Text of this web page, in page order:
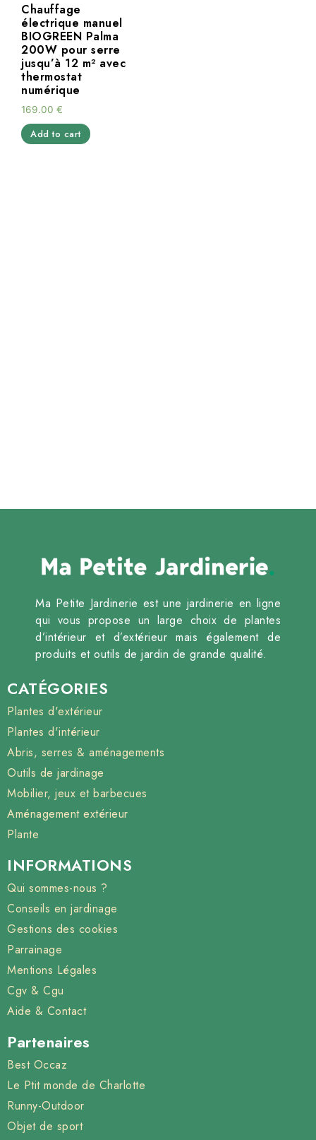
Chauffage
électrique manuel
BIOGREEN Palma
200W pour serre
jusqu’à 12 m² avec
thermostat
numérique
169.00 €
Add to cart
Ma Petite Jardinerie est une jardinerie en ligne
qui vous propose un large choix de plantes
d’intérieur et d’extérieur mais également de
produits et outils de jardin de grande qualité.
CATÉGORIES
Plantes d'extérieur
Plantes d'intérieur
Abris, serres & aménagements
Outils de jardinage
Mobilier, jeux et barbecues
Aménagement extérieur
Plante
INFORMATIONS
Qui sommes-nous ?
Conseils en jardinage
Gestions des cookies
Parrainage
Mentions Légales
Cgv & Cgu
Aide & Contact
Partenaires
Best Occaz
Le Ptit monde de Charlotte
Runny-Outdoor
Objet de sport